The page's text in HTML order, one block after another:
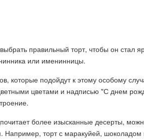
правильный торт, чтобы он стал
или именинницы.
которые подойдут к этому особому
цветами и надписью "С днем
более изысканные десерты,
Например, торт с маракуйей,